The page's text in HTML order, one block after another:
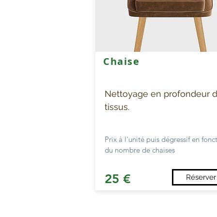
Chaise
Nettoyage en profondeur
tissus.
Prix à l'unité puis dégressif en
du nombre de chaises
25 € Réserver